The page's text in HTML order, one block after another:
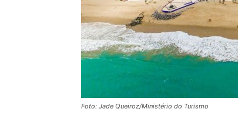
Foto: Jade Queiroz/Ministério do Turismo